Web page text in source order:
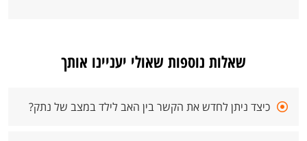
שאלות נוספות שאולי יעניינו אותך
כיצד ניתן לחדש את הקשר בין האב לילד במצב של נתק?